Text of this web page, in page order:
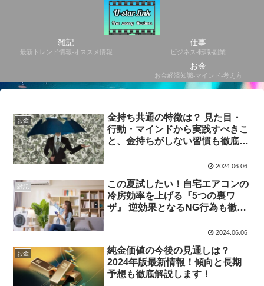
雑記
最新トレンド情報-オススメ情報
仕事
ビジネス-転職-副業
お金
お金経済知識-マインド-考え方
お金
金持ち共通の特徴は？ 見た目・
行動・マインドから実践すべきこ
と、金持ちがしない習慣も徹底紹
2024.06.06
雑記
この夏試したい！自宅エアコンの
冷房効率を上げる『5つの裏ワ
ザ』 逆効果となるNG行為も徹底
2024.06.06
お金
純金価値の今後の見通しは？
2024年版最新情報！傾向と長期
予想も徹底解説します！